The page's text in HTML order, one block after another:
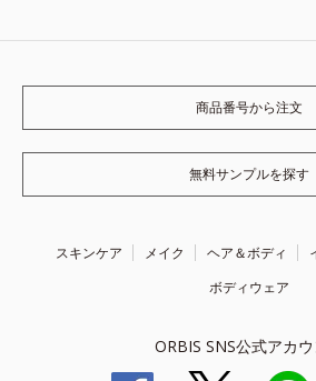
商品番号から注文
無料サンプルを探す
スキンケア メイク ヘア＆ボディ
ボディウェア
ORBIS SNS公式アカウ